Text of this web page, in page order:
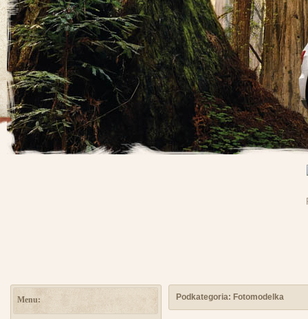
Menu: Podkategoria: Fotomodelka